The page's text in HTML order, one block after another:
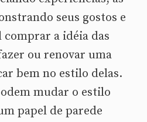
seus gostos e
comprar a idéia das
ou renovar uma
bem no estilo delas.
mudar o estilo
papel de parede